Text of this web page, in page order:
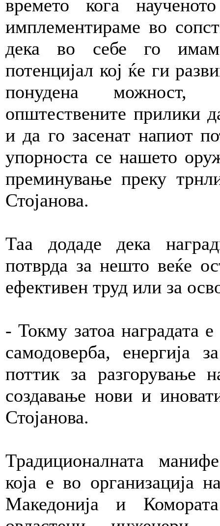
времето кога
имплементираме во
дека во себе го
потенцијал кој ќе ги
понудена можност,
општествените прилики
и да го засенат напиот
упорноста се нашето
преминување преку
Стојанова.
Таа додаде дека
потврда за нешто веќе
ефективен труд или за
- Токму затоа наградата
самодоверба, енергија
поттик за разгорување
создавање нови и
Стојанова.
Традиционалната
која е во организација
Македонија и